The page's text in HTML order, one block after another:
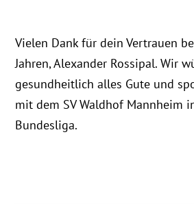
Vielen Dank für dein Vertrauen
Jahren, Alexander Rossipal. Wir
gesundheitlich alles Gute und
mit dem SV Waldhof Mannheim
Bundesliga.